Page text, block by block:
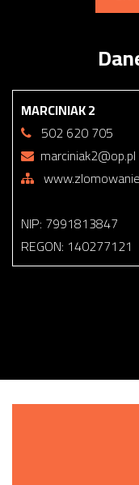
MARCINIAK 2
502 620 705
marciniak2@op.pl
NIP: 7991813847
REGON: 140277121